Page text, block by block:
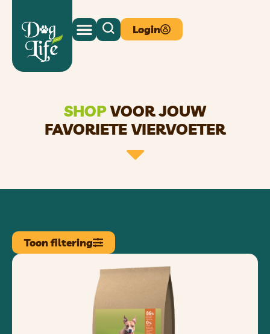
Login
SHOPVOOR JOUW
FAVORIETE VIERVOETER
Toon filtering